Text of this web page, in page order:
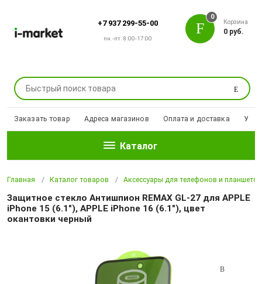
+7 937 299-55-00
пн.-пт. 8:00-17:00
Поиск
0
Корзина
0 руб.
Заказать товар Адреса магазинов Оплата и доставка
Каталог
Главная Каталог товаров Аксессуары для телефонов и планшетов
Защитное стекло Антишпион REMAX GL-27 для APPLE
iPhone 15 (6.1"), APPLE iPhone 16 (6.1"), цвет
окантовки черный